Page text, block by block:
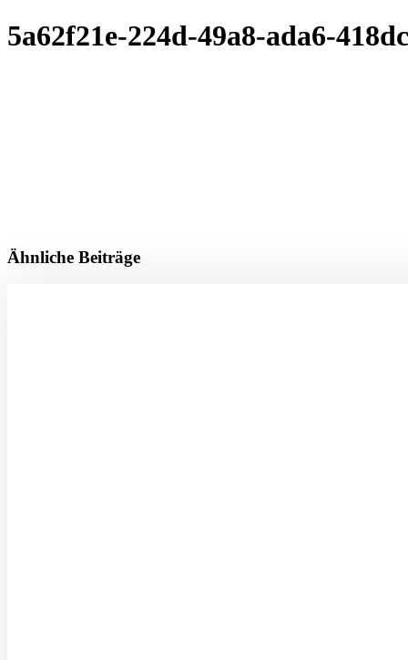
5a62f21e-224d-49a8-ada6-
Ähnliche Beiträge